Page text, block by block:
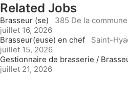
Related Jobs
Brasseur (se)
385 De la
juillet 16, 2026
Brasseur(euse) en chef
Saint-
juillet 15, 2026
Gestionnaire de brasserie /
juillet 21, 2026